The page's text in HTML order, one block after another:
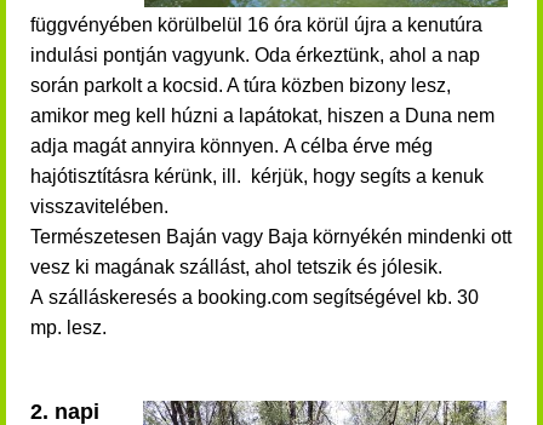
függvényében körülbelül 16 óra körül újra a kenutúra
indulási pontján vagyunk. Oda érkeztünk, ahol a nap
során parkolt a kocsid. A túra közben bizony lesz,
amikor meg kell húzni a lapátokat, hiszen a Duna nem
adja magát annyira könnyen. A célba érve még
hajótisztításra kérünk, ill. kérjük, hogy segíts a kenuk
visszavitelében.
​Természetesen Baján vagy Baja környékén mindenki ott
vesz ki magának szállást, ahol tetszik és jólesik.
A szálláskeresés a booking.com segítségével kb. 30
mp. lesz.
2. napi